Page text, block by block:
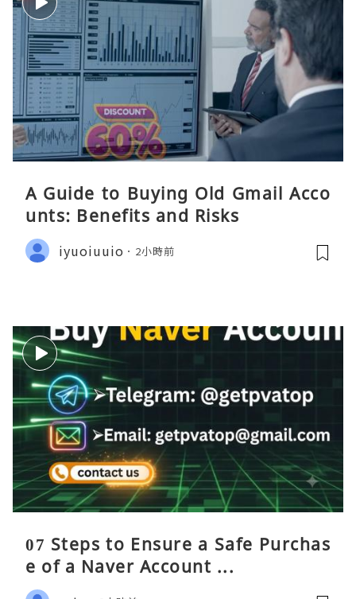
A Guide to Buying Old Gmail Acco
unts: Benefits and Risks
iyuoiuuio 2小時前
07 Steps to Ensure a Safe Purchas
e of a Naver Account ...